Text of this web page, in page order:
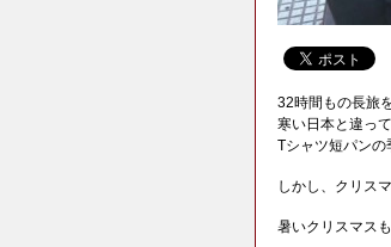
32時間もの長旅
寒い日本と違っ
Tシャツ短パンの
しかし、クリス
暑いクリスマス